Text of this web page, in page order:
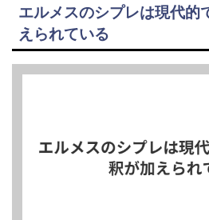
エルメスのシプレは現代的
えられている